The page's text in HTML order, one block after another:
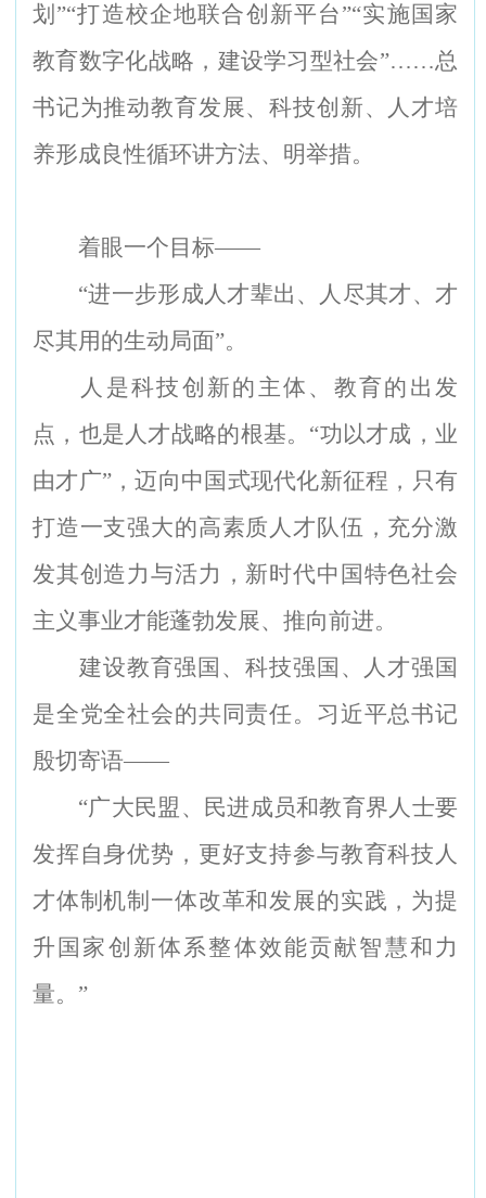
划”“打造校企地联合创新平台”“实施国家
教育数字化战略，建设学习型社会”……总
书记为推动教育发展、科技创新、人才培
养形成良性循环讲方法、明举措。
着眼一个目标——
“进一步形成人才辈出、人尽其才、才
尽其用的生动局面”。
人是科技创新的主体、教育的出发
点，也是人才战略的根基。“功以才成，业
由才广”，迈向中国式现代化新征程，只有
打造一支强大的高素质人才队伍，充分激
发其创造力与活力，新时代中国特色社会
主义事业才能蓬勃发展、推向前进。
建设教育强国、科技强国、人才强国
是全党全社会的共同责任。习近平总书记
殷切寄语——
“广大民盟、民进成员和教育界人士要
发挥自身优势，更好支持参与教育科技人
才体制机制一体改革和发展的实践，为提
升国家创新体系整体效能贡献智慧和力
量。”